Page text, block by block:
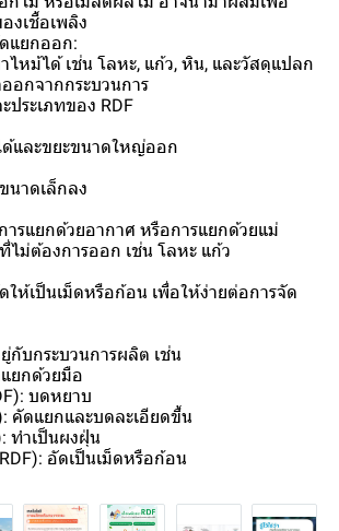
งเชื้อเพลิง
แยกออก:
ไหม้ได้ เช่น โลหะ, แก้ว, หิน, และวัสดุแปลก
อกจากกระบวนการ
ประเภทของ RDF
ด้และขยะขนาดใหญ่ออก
นาดเล็กลง
ารแยกด้วยอากาศ หรือการแยกด้วยแม่
ไม่ต้องการออก เช่น โลหะ แก้ว
ให้เป็นเม็ดหรือก้อน เพื่อให้ง่ายต่อการจัด
บกระบวนการผลิต เช่น
ยกด้วยมือ
บดหยาบ
คัดแยกและบดละเอียดขึ้น
ทำเป็นผงฝุ่น
อัดเป็นเม็ดหรือก้อน